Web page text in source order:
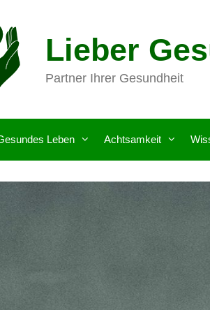
Lieber
Partner Ihrer Gesundheit
Leben Achtsamkeit